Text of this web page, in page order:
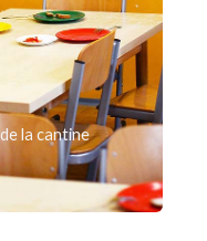
la cantine